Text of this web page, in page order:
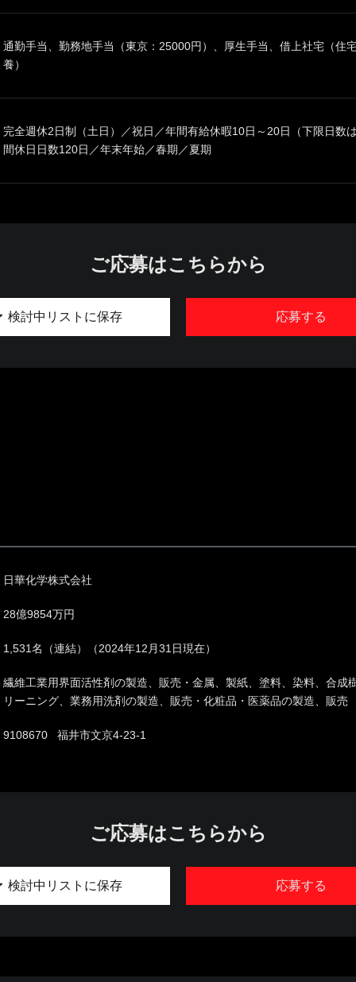
通勤手当、勤務地手当（東京：25000円）、厚生手当、借上社宅（住
養）
完全週休2日制（土日）／祝日／年間有給休暇10日～20日（下限日数
間休日日数120日／年末年始／春期／夏期
ご応募はこちらから
応募する
検討中リストに保存
日華化学株式会社
28億9854万円
1,531名（連結）（2024年12月31日現在）
繊維工業用界面活性剤の製造、販売・金属、製紙、塗料、染料、合成
リーニング、業務用洗剤の製造、販売・化粧品・医薬品の製造、販売
9108670 福井市文京4-23-1
ご応募はこちらから
応募する
検討中リストに保存